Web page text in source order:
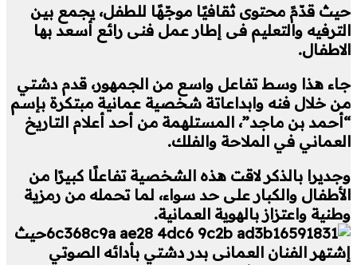
حيث قدّمً محتوى ثقافيًا موجّهًا للطفل، يجمع بين
الترفيه والتعليم فى إطار عمل فنى رائع أسعد بها
الاطفال.
جاء هذا وسط تفاعل واسع من الجمهور، قدم دشتي
من خلال فنه وابداعاتة شخصية عمانية مبتكرة بإسم
“أحمد بن ماجد”، المستلهمة من أحد أعلام التاريخ
العماني في الملاحة والفلك.
وجديرا بالذكر لاقت هذه الشخصية تفاعلًا كبيرًا من
الأطفال والكبار على حد سواء، لما تحمله من رمزية
وطنية واعتزاز بالهوية العمانية.
حيث
إشتهر الفنان العمانى بدر دشتي بأدائه الصوتي